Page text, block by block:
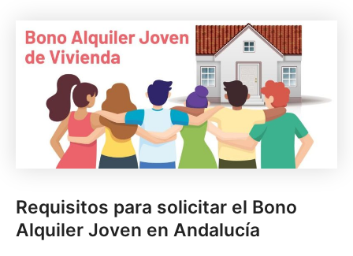
Requisitos para solicitar el Bono
Alquiler Joven en Andalucía